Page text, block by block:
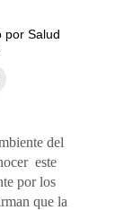
por Salud
del
este
por los
que la